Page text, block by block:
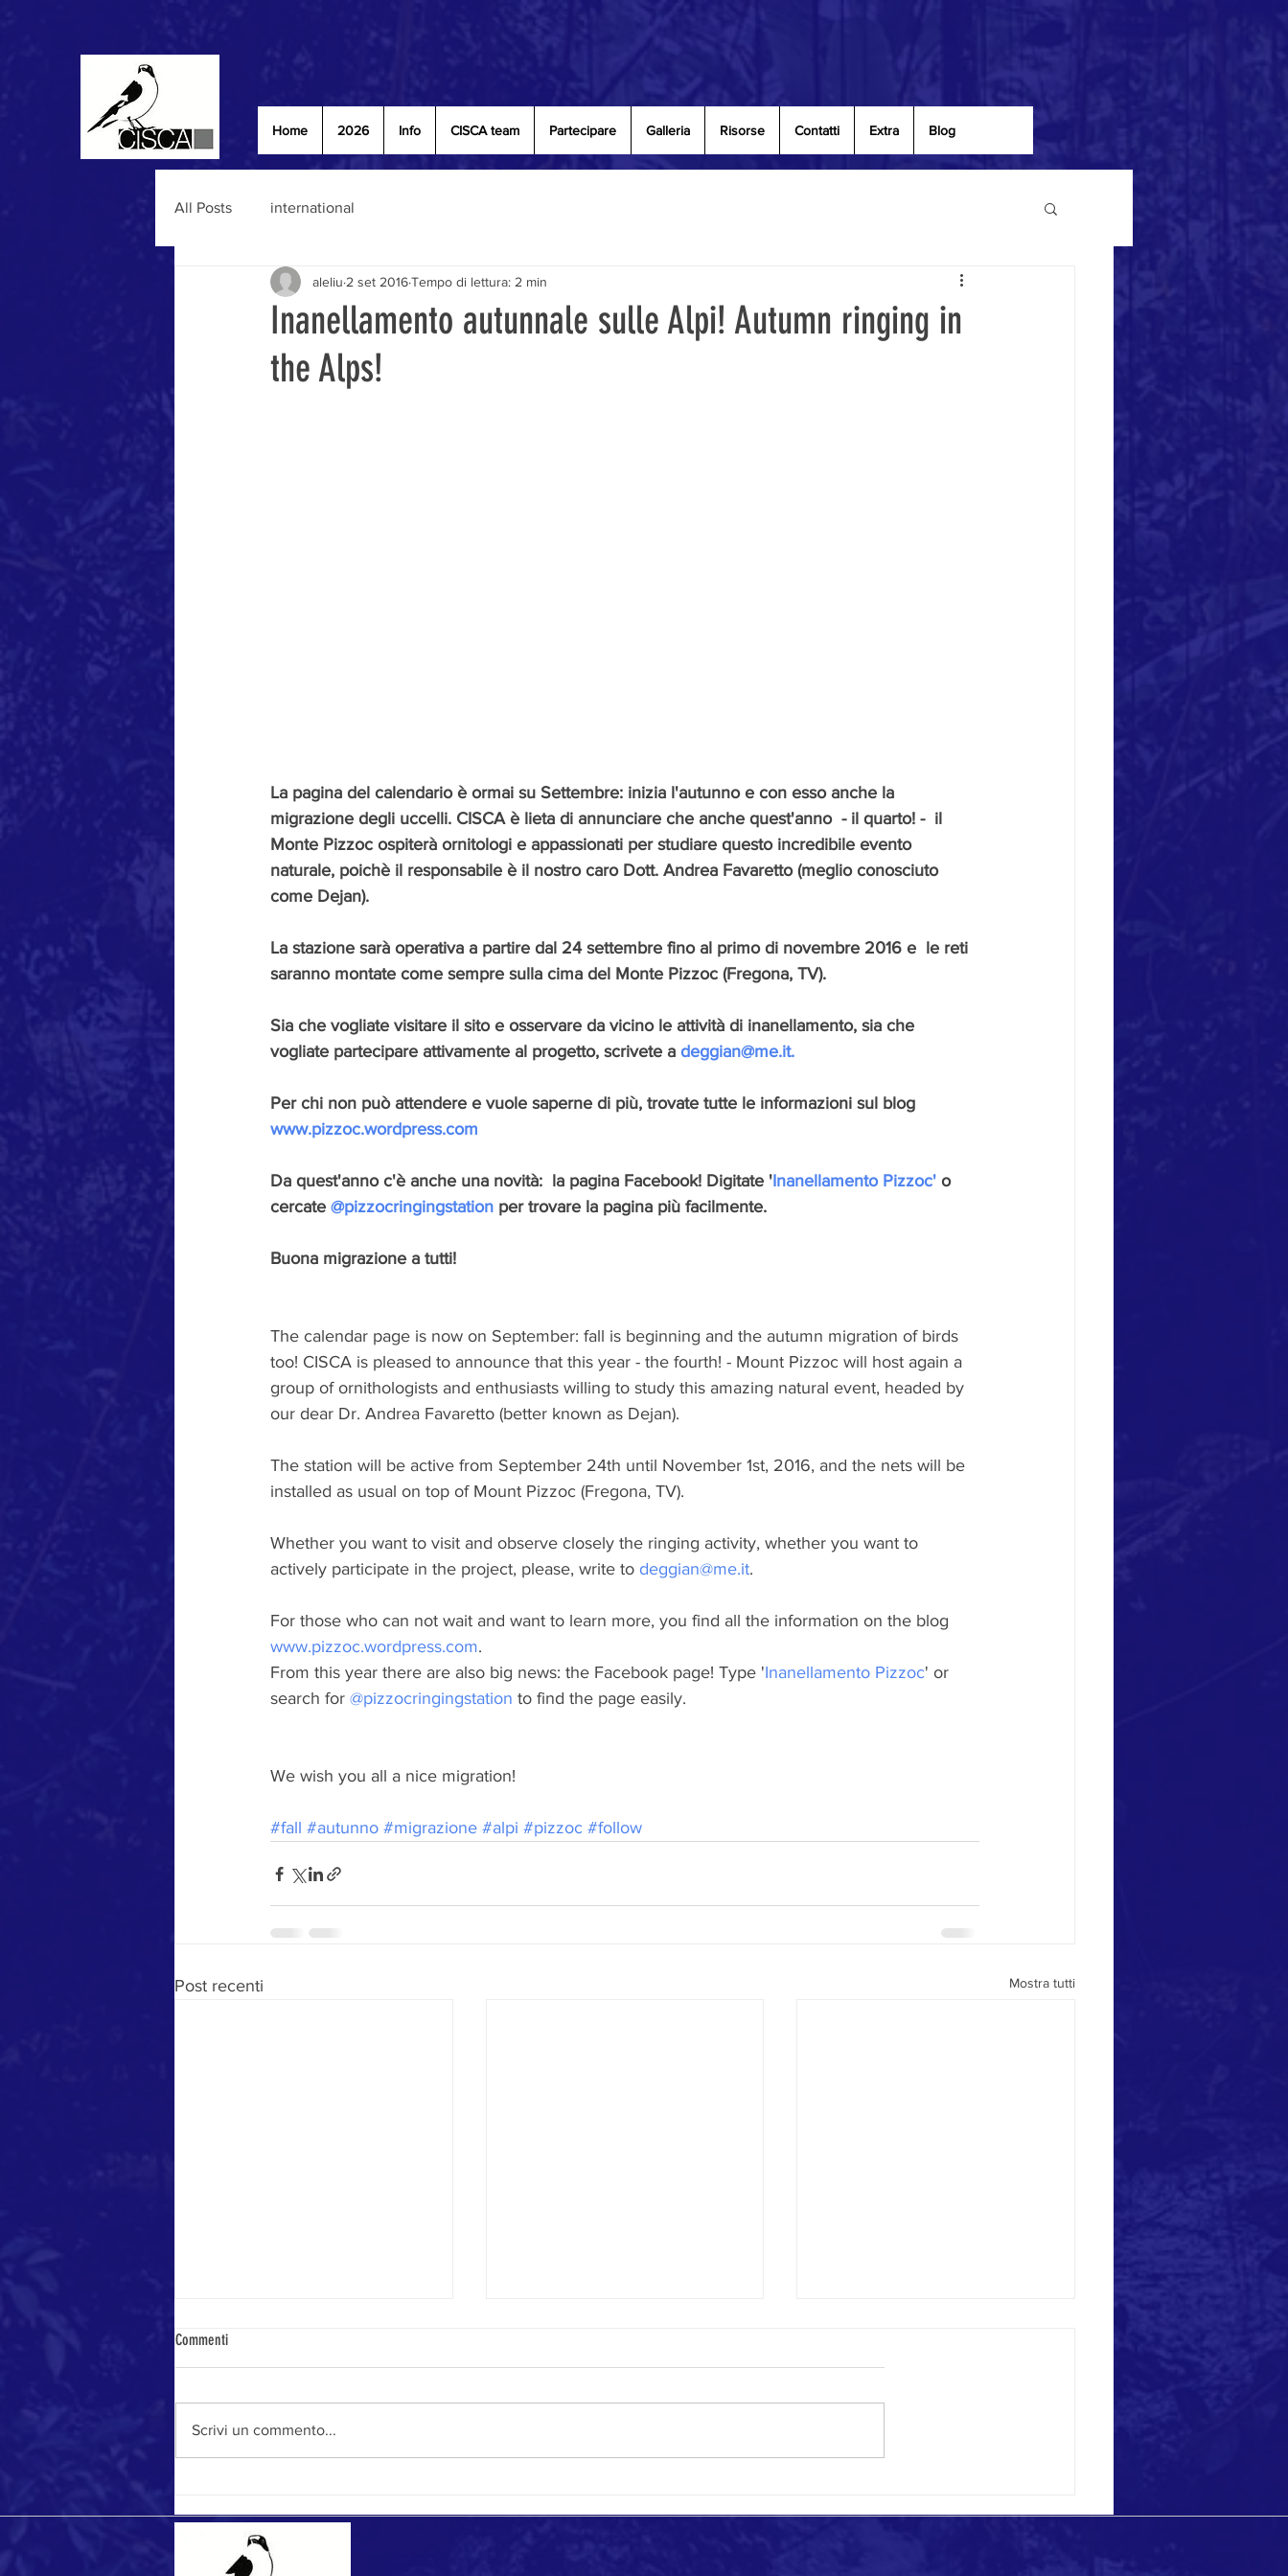
Home 2026 Info CISCA team Partecipare Galleria Risorse Contatti Extra Blog
All Posts international
Inanellamento autunnale sulle Alpi! Autumn ringing in
the Alps!
aleliu 2 set 2016Tempo di lettura: 2 min
La pagina del calendario è ormai su Settembre: inizia l'autunno e con esso anche la
migrazione degli uccelli. CISCA è lieta di annunciare che anche quest'anno  - il quarto! -  il
Monte Pizzoc ospiterà ornitologi e appassionati per studiare questo incredibile evento
naturale, poichè il responsabile è il nostro caro Dott. Andrea Favaretto (meglio conosciuto
come Dejan).
La stazione sarà operativa a partire dal 24 settembre fino al primo di novembre 2016 e  le reti
saranno montate come sempre sulla cima del Monte Pizzoc (Fregona, TV).
Sia che vogliate visitare il sito e osservare da vicino le attività di inanellamento, sia che
vogliate partecipare attivamente al progetto, scrivete a deggian@me.it.
Per chi non può attendere e vuole saperne di più, trovate tutte le informazioni sul blog
www.pizzoc.wordpress.com
Da quest'anno c'è anche una novità:  la pagina Facebook! Digitate 'Inanellamento Pizzoc' o
cercate @pizzocringingstation per trovare la pagina più facilmente.
Buona migrazione a tutti!
The calendar page is now on September: fall is beginning and the autumn migration of birds
too! CISCA is pleased to announce that this year - the fourth! - Mount Pizzoc will host again a
group of ornithologists and enthusiasts willing to study this amazing natural event, headed by
our dear Dr. Andrea Favaretto (better known as Dejan).
The station will be active from September 24th until November 1st, 2016, and the nets will be
installed as usual on top of Mount Pizzoc (Fregona, TV).
Whether you want to visit and observe closely the ringing activity, whether you want to
actively participate in the project, please, write to deggian@me.it.
For those who can not wait and want to learn more, you find all the information on the blog
www.pizzoc.wordpress.com.
From this year there are also big news: the Facebook page! Type 'Inanellamento Pizzoc' or
search for @pizzocringingstation to find the page easily.
We wish you all a nice migration!
#fall #autunno #migrazione #alpi #pizzoc #follow
Post recenti Mostra tutti
Commenti
Scrivi un commento...